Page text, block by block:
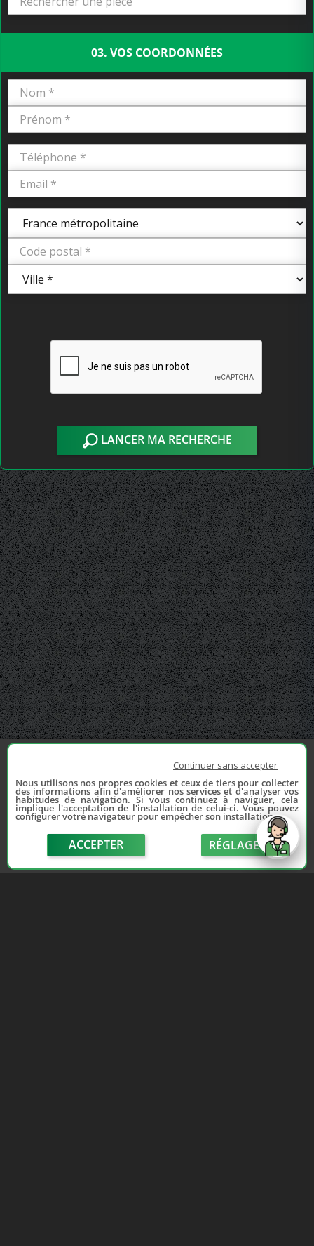
03. VOS COORDONNÉES
LANCER MA RECHERCHE
Continuer sans accepter
Nous utilisons nos propres cookies et ceux de tiers pour collecter
des informations afin d'améliorer nos services et d'analyser vos
habitudes de navigation. Si vous continuez à naviguer, cela
implique l'acceptation de l'installation de celui-ci. Vous pouvez
configurer votre navigateur pour empêcher son installation.
ACCEPTER RÉGLAGE